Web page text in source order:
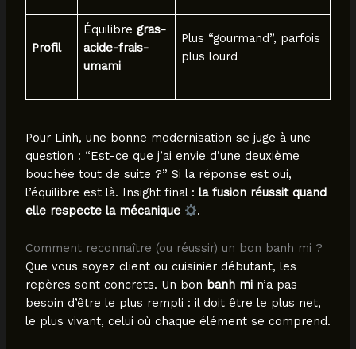
Profil
Équilibregras-
acide-frais-
umami
Plus “gourmand”, parfois
plus lourd
Pour Linh, une bonne modernisation se juge à une
question : “Est-ce que j’ai envie d’une deuxième
bouchée tout de suite ?” Si la réponse est oui,
l’équilibre est là. Insight final : la fusion réussit quand
elle respecte la mécanique
.
Comment reconnaître (ou réussir) un bon banh mi ?
Que vous soyez client ou cuisinier débutant, les
repères sont concrets. Un bon banh min’a pas
besoin d’être le plus rempli : il doit être le plus net,
le plus vivant, celui où chaque élément se comprend.